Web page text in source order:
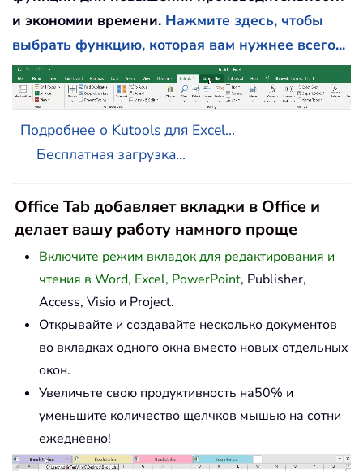
и экономии времени. Нажмите здесь, чтобы
выбрать функцию, которая вам нужнее всего...
Подробнее о Kutools для Excel...
Бесплатная загрузка...
Office Tab добавляет вкладки в Office и
делает вашу работу намного проще
Включите режим вкладок для редактирования и
чтения в Word, Excel, PowerPoint, Publisher,
Access, Visio и Project.
Открывайте и создавайте несколько документов
во вкладках одного окна вместо новых отдельных
окон.
Увеличьте свою продуктивность на50% и
уменьшите количество щелчков мышью на сотни
ежедневно!